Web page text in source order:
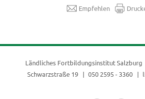
Empfehlen
Ländliches Fortbildungsinstitut Salzburg
Schwarzstraße 19
050 2595 - 3360